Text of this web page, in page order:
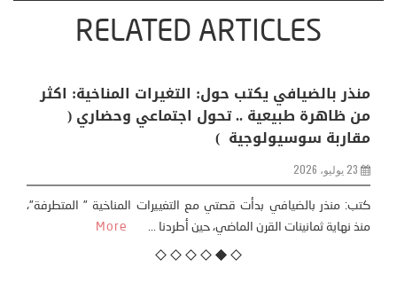
RELATED ARTICLES
منذر بالضيافي يكتب حول: التغيرات المناخية: اكثر
من ظاهرة طبيعية .. تحول اجتماعي وحضاري (
مقاربة سوسيولوجية )
23 يوليو، 2026
كتب: منذر بالضيافي بدأت قصتي مع التغييرات المناخية ” المتطرفة”،
منذ نهاية ثمانينات القرن الماضي، حين أطردنا ...
More